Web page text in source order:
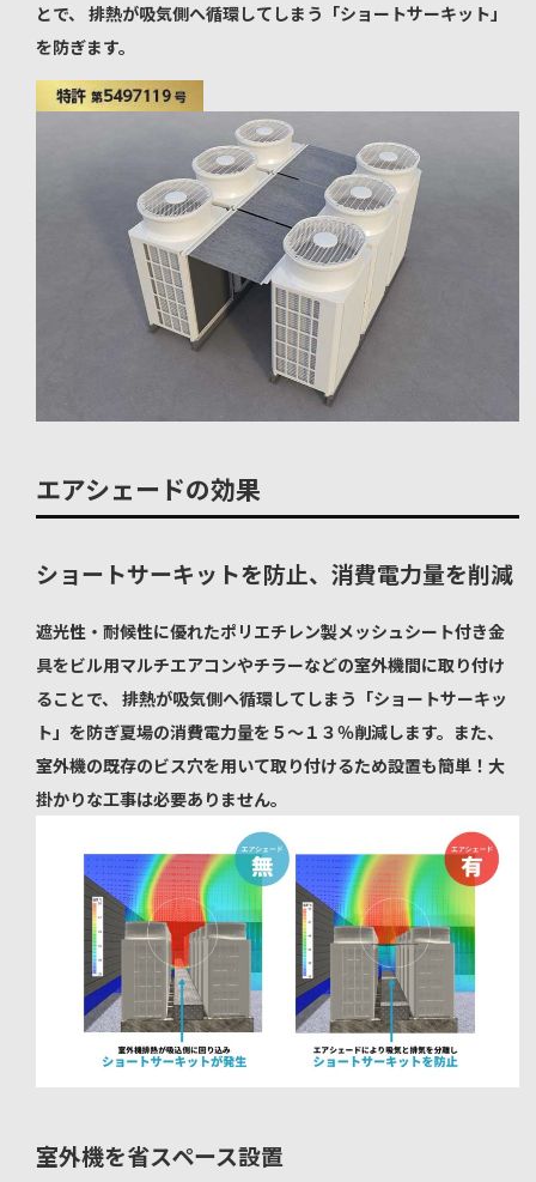
とで、 排熱が吸気側へ循環してしまう「ショートサーキット」
を防ぎます。
エアシェードの効果
ショートサーキットを防止、消費電力量を削減
遮光性・耐候性に優れたポリエチレン製メッシュシート付き金
具をビル用マルチエアコンやチラーなどの室外機間に取り付け
ることで、 排熱が吸気側へ循環してしまう「ショートサーキッ
ト」を防ぎ夏場の消費電力量を５～１３％削減します。また、
室外機の既存のビス穴を用いて取り付けるため設置も簡単！大
掛かりな工事は必要ありません。
室外機を省スペース設置